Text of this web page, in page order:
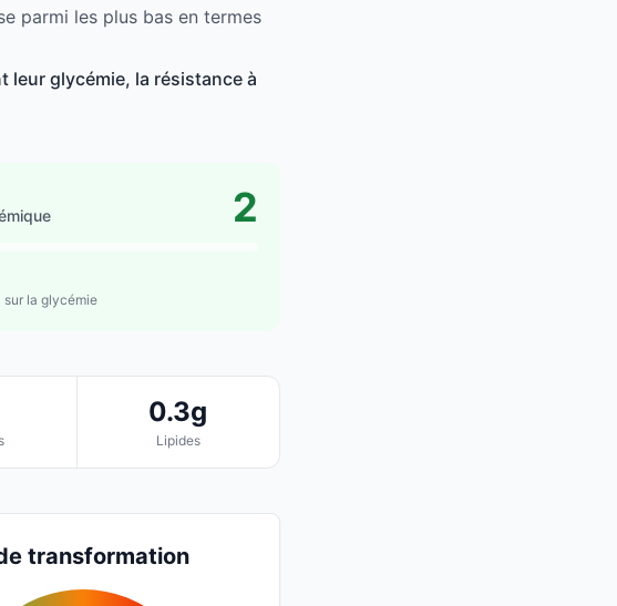
parmi les plus bas en termes
leur glycémie, la résistance à
2
sur la glycémie
0.3g
Lipides
transformation